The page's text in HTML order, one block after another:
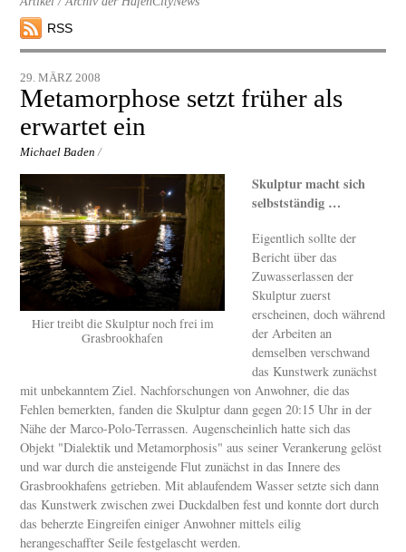
RSS
29. MÄRZ 2008
Metamorphose setzt früher als
erwartet ein
Michael Baden /
Hier treibt die Skulptur noch frei im
Grasbrookhafen
Skulptur macht sich
selbstständig …
Eigentlich sollte der
Bericht über das
Zuwasserlassen der
Skulptur zuerst
erscheinen, doch während
der Arbeiten an
demselben verschwand
das Kunstwerk zunächst
mit unbekanntem Ziel. Nachforschungen von Anwohner, die das
Fehlen bemerkten, fanden die Skulptur dann gegen 20:15 Uhr in der
Nähe der Marco-Polo-Terrassen. Augenscheinlich hatte sich das
Objekt "Dialektik und Metamorphosis" aus seiner Verankerung gelöst
und war durch die ansteigende Flut zunächst in das Innere des
Grasbrookhafens getrieben. Mit ablaufendem Wasser setzte sich dann
das Kunstwerk zwischen zwei Duckdalben fest und konnte dort durch
das beherzte Eingreifen einiger Anwohner mittels eilig
herangeschaffter Seile festgelascht werden.